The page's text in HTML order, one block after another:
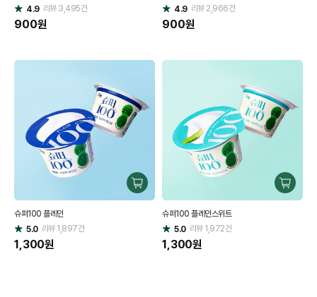
별
점
4.9 리뷰3,495건
900원
별
점
4.9 리뷰2,966건
900원
구
매
슈퍼100 플레인
별
점
5.0 리뷰1,897건
1,300원
구
매
슈퍼100 플레인스위트
별
점
5.0 리뷰1,972건
1,300원